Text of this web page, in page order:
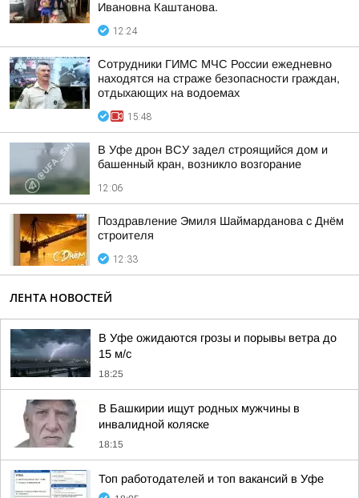
Ивановна Каштанова.
12:24
Сотрудники ГИМС МЧС России ежедневно
находятся на страже безопасности граждан,
отдыхающих на водоемах
15:48
В Уфе дрон ВСУ задел строящийся дом и
башенный кран, возникло возгорание
12:06
Поздравление Эмиля Шаймарданова с Днём
строителя
12:33
ЛЕНТА НОВОСТЕЙ
В Уфе ожидаются грозы и порывы ветра до
15 м/с
18:25
В Башкирии ищут родных мужчины в
инвалидной коляске
18:15
Топ работодателей и топ вакансий в Уфе